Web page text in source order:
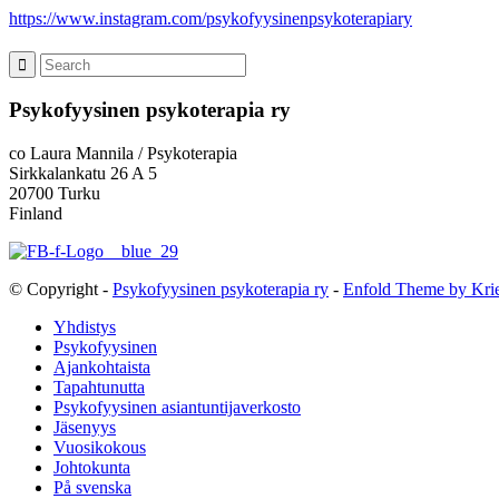
https://www.instagram.com/psykofyysinenpsykoterapiary
Psykofyysinen psykoterapia ry
co Laura Mannila / Psykoterapia
Sirkkalankatu 26 A 5
20700 Turku
Finland
© Copyright - Psykofyysinen psykoterapia ry - Enfold Theme by
Yhdistys
Psykofyysinen
Ajankohtaista
Tapahtunutta
Psykofyysinen asiantuntijaverkosto
Jäsenyys
Vuosikokous
Johtokunta
På svenska